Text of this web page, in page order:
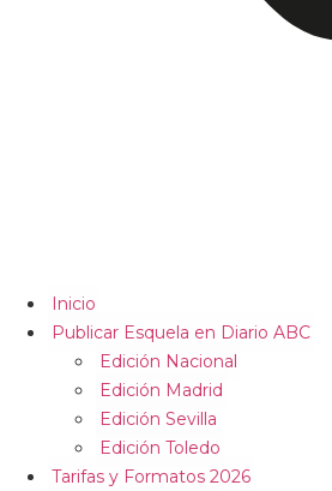
Inicio
Publicar Esquela en Diario ABC
Edición Nacional
Edición Madrid
Edición Sevilla
Edición Toledo
Tarifas y Formatos 2026